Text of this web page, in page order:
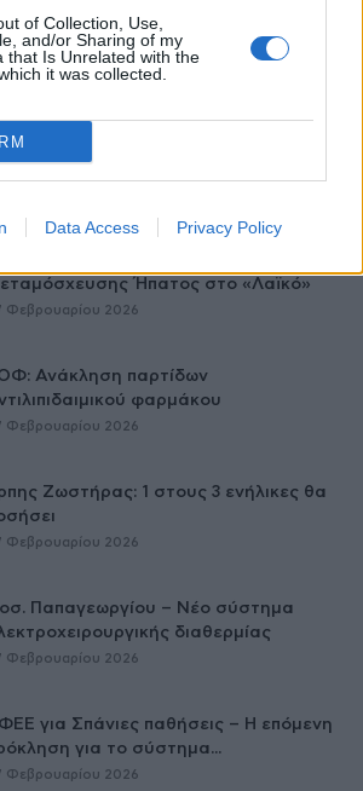
of Collection, Use,
and/or Sharing of my
that Is Unrelated with the
it was collected.
Data Access Privacy Policy
Πολλαπλά οφέλη από τη
δημοσίου και ιδιωτικού
του Παίδων “Αγία Σοφία”
Ίλιον – Τι ανακοινώθηκε από...
Ήπατος στο «Λαϊκό»
Φεβρουαρίου 2026
Ανάκληση παρτίδων
φαρμάκου
Φεβρουαρίου 2026
Ζωστήρας: 1 στους 3 ενήλικες θα
Φεβρουαρίου 2026
Παπαγεωργίου – Νέο σύστημα
διαθερμίας
Φεβρουαρίου 2026
για Σπάνιες παθήσεις – Η επόμενη
για το σύστημα...
Φεβρουαρίου 2026